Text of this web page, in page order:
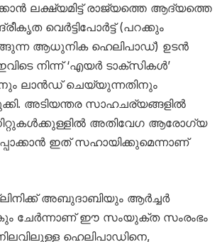
ലക്ഷ്യമിട്ട് രാജ്യത്തെ ആദ്യത്തെ
വെർട്ടിപോർട്ട് (പറക്കും
ആധുനിക ഹെലിപാഡ്) ഉടൻ
നിന്ന് ‘എയർ ടാക്സികൾ’
ലാൻഡ് ചെയ്യുന്നതിനും
അടിയന്തര സാഹചര്യങ്ങളിൽ
അതിവേഗ ആരോഗ്യ
ഇത് സഹായിക്കുമെന്നാണ്
അബുദാബിയും ആർച്ചർ
ചേർന്നാണ് ഈ സംയുക്ത സംരംഭം
ഹെലിപാഡിനെ,